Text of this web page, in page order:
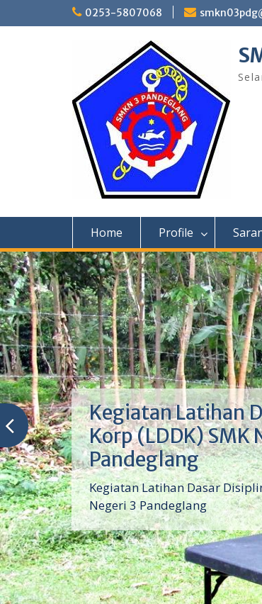
0253-5807068
Home Profile
Kegiatan Latihan
Korp (LDDK) SMK
Pandeglang
Kegiatan Latihan Dasar
Negeri 3 Pandeglang